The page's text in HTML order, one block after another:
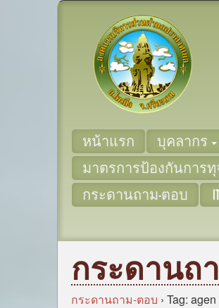
หน้าแรก บุคลากร
มาตรการป้องกันการ
กระดานถาม-ตอบ
กระดานถ
กระดานถาม-ตอบ › Tag: